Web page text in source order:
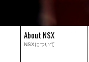
About NSX
NSXについて